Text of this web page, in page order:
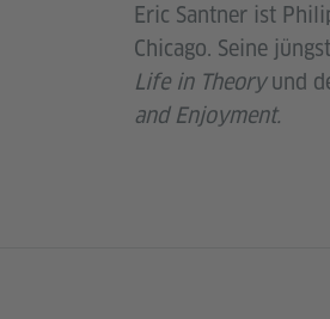
Eric Santner ist
Chicago. Seine
Life in Theoryund
and Enjoyment.